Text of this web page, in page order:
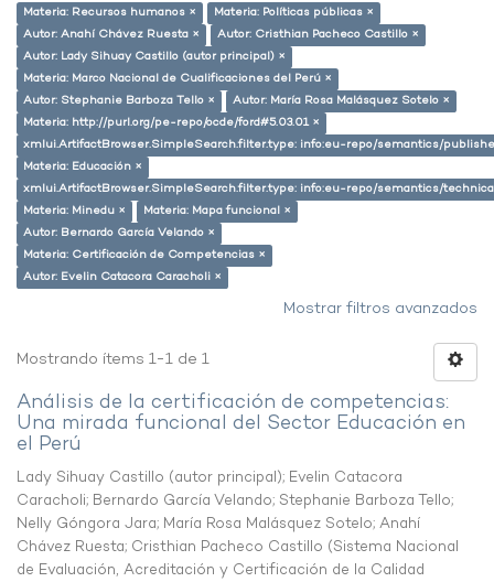
Materia: Recursos humanos ×
Materia: Políticas públicas ×
Autor: Anahí Chávez Ruesta ×
Autor: Cristhian Pacheco Castillo ×
Autor: Lady Sihuay Castillo (autor principal) ×
Materia: Marco Nacional de Cualificaciones del Perú ×
Autor: Stephanie Barboza Tello ×
Autor: María Rosa Malásquez Sotelo ×
Materia: http://purl.org/pe-repo/ocde/ford#5.03.01 ×
xmlui.ArtifactBrowser.SimpleSearch.filter.type: info:eu-repo/semantics/
Materia: Educación ×
xmlui.ArtifactBrowser.SimpleSearch.filter.type: info:eu-repo/semantics/
Materia: Minedu ×
Materia: Mapa funcional ×
Autor: Bernardo García Velando ×
Materia: Certificación de Competencias ×
Autor: Evelin Catacora Caracholi ×
Mostrar filtros avanzados
Mostrando ítems 1-1 de 1
Análisis de la certificación de competencias:
Una mirada funcional del Sector Educación en
el Perú
Lady Sihuay Castillo (autor principal); Evelin Catacora
Caracholi; Bernardo García Velando; Stephanie Barboza Tello;
Nelly Góngora Jara; María Rosa Malásquez Sotelo; Anahí
Chávez Ruesta; Cristhian Pacheco Castillo (Sistema Nacional
de Evaluación, Acreditación y Certificación de la Calidad